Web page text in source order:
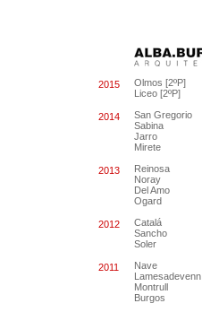
2015
Olmos [2ºP]
Liceo [2ºP]
2014
San Gregorio
Sabina
Jarro
Mirete
2013
Reinosa
Noray
Del Amo
Ogard
2012
Catalá
Sancho
Soler
2011
Nave
Lamesadevenn
Montrull
Burgos